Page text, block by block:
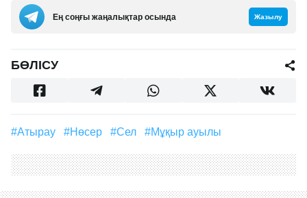
Ең соңғы жаңалықтар осында Жазылу
БӨЛІСУ
#Атырау #Нөсер #сел #Мұқыр ауылы